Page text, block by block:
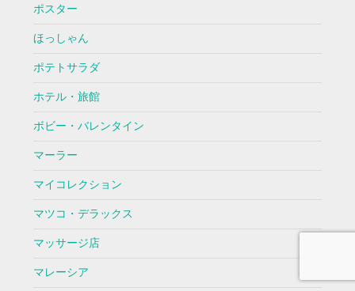
ポスター
ほっしゃん
ポテトサラダ
ホテル・旅館
ボビー・バレンタイン
マーラー
マイコレクション
マツコ・デラックス
マッサージ店
マレーシア